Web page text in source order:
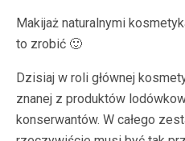
Makijaż naturalnymi
to zrobić 🙂
Dzisiaj w roli głównej
znanej z produktów
konserwantów. W całego